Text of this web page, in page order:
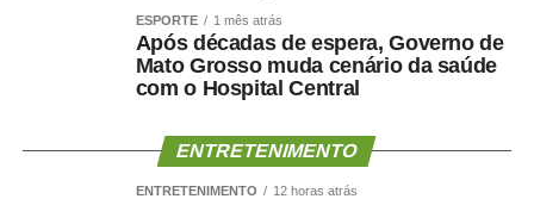
ESPORTE 1 mês atrás
Após décadas de espera, Governo de
Mato Grosso muda cenário da saúde
com o Hospital Central
ENTRETENIMENTO
ENTRETENIMENTO 12 horas atrás